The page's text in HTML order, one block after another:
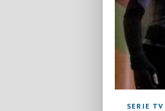
SERIE TV